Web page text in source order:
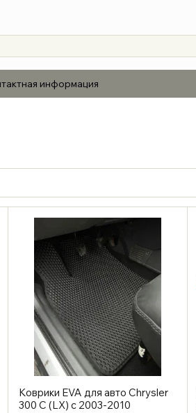
информация
Коврики EVA для авто Chrysler
300 C (LX) с 2003-2010